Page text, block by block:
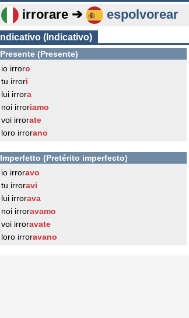
irrorare ➔ espolvorear
Indicativo (Indicativo)
Presente (Presente)
io irroro
tu irrori
lui irrora
noi irroriamo
voi irrorate
loro irrorano
Imperfetto (Pretérito imperfecto)
io irroravo
tu irroravi
lui irrorava
noi irroravamo
voi irroravate
loro irroravano